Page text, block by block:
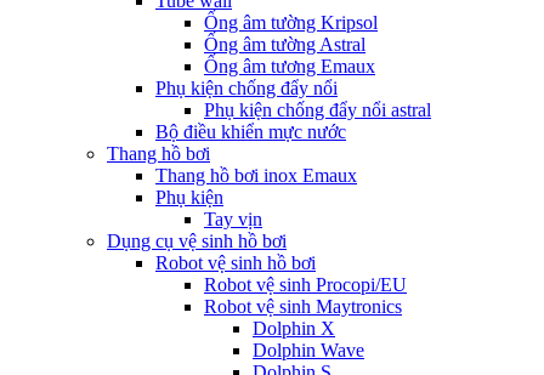
Ống âm tường Kripsol
Ống âm tường Astral
Ống âm tương Emaux
Phụ kiện chống đẩy nổi
Phụ kiện chống đẩy nổi astral
Bộ điều khiển mực nước
Thang hồ bơi
Thang hồ bơi inox Emaux
Phụ kiện
Tay vịn
Dụng cụ vệ sinh hồ bơi
Robot vệ sinh hồ bơi
Robot vệ sinh Procopi/EU
Robot vệ sinh Maytronics
Dolphin X
Dolphin Wave